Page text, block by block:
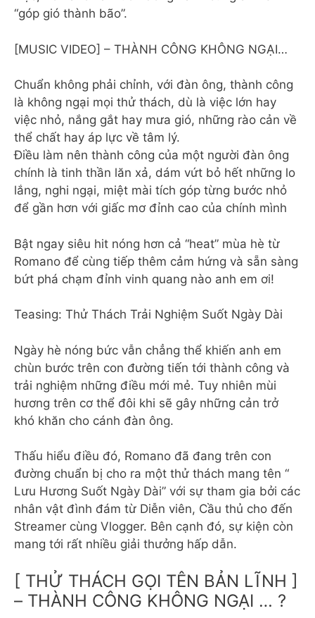
“góp gió thành bão”.
[MUSIC VIDEO] – THÀNH CÔNG KHÔNG NGẠI…
Chuẩn không phải chỉnh, với đàn ông, thành công
là không ngại mọi thử thách, dù là việc lớn hay
việc nhỏ, nắng gắt hay mưa gió, những rào cản về
thể chất hay áp lực về tâm lý.
Điều làm nên thành công của một người đàn ông
chính là tinh thần lăn xả, dám vứt bỏ hết những lo
lắng, nghi ngại, miệt mài tích góp từng bước nhỏ
để gần hơn với giấc mơ đỉnh cao của chính mình
Bật ngay siêu hit nóng hơn cả “heat” mùa hè từ
Romano để cùng tiếp thêm cảm hứng và sẵn sàng
bứt phá chạm đỉnh vinh quang nào anh em ơi!
Teasing: Thử Thách Trải Nghiệm Suốt Ngày Dài
Ngày hè nóng bức vẫn chẳng thể khiến anh em
chùn bước trên con đường tiến tới thành công và
trải nghiệm những điều mới mẻ. Tuy nhiên mùi
hương trên cơ thể đôi khi sẽ gây những cản trở
khó khăn cho cánh đàn ông.
Thấu hiểu điều đó, Romano đã đang trên con
đường chuẩn bị cho ra một thử thách mang tên “
Lưu Hương Suốt Ngày Dài” với sự tham gia bởi các
nhân vật đình đám từ Diễn viên, Cầu thủ cho đến
Streamer cùng Vlogger. Bên cạnh đó, sự kiện còn
mang tới rất nhiều giải thưởng hấp dẫn.
[ THỬ THÁCH GỌI TÊN BẢN LĨNH ]
– THÀNH CÔNG KHÔNG NGẠI … ?